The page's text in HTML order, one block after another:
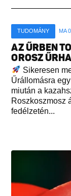
TUDOMÁNY MA
AZ ŰRBEN
OROSZ
Sikeresen
Űrállomásra
miután a
Roszkoszmosz
fedélzetén...